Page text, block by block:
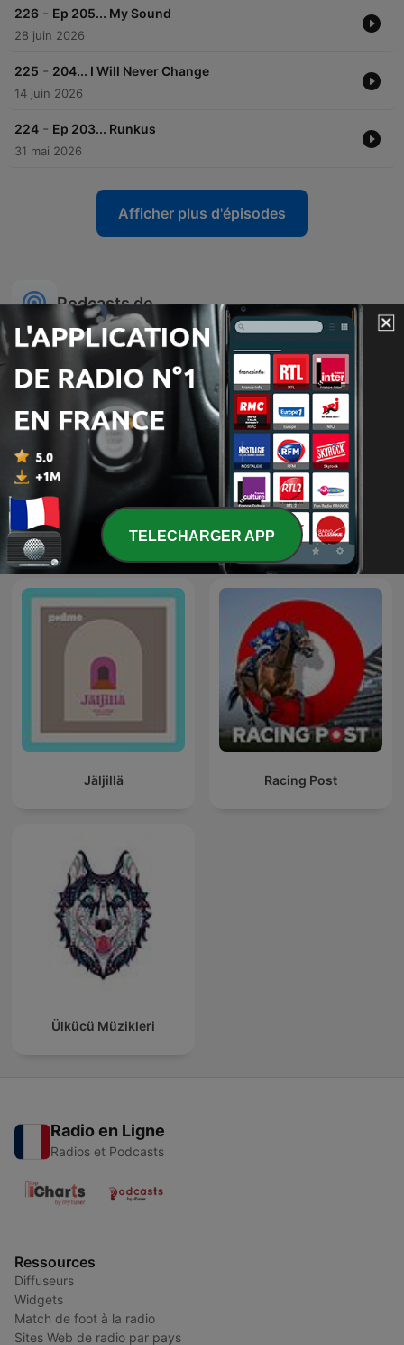
226 - Ep 205... My Sound
28 juin 2026
225 - 204... I Will Never Change
14 juin 2026
224 - Ep 203... Runkus
31 mai 2026
Afficher plus d'épisodes
Podcasts de
تفسير القرآن الكريم Relasjonspodden
Jäljillä Racing Post
Ülkücü Müzikleri
Radio en Ligne
Radios et Podcasts
Ressources
Diffuseurs
Widgets
Match de foot à la radio
Sites Web de radio par pays
TELECHARGER APP